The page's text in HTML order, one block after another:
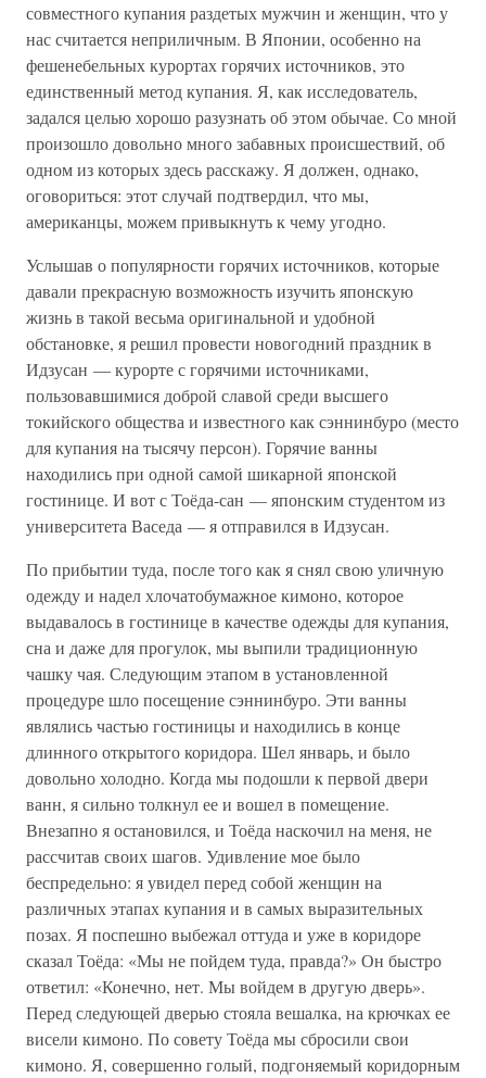
совместного купания раздетых мужчин и женщин, что у
нас считается неприличным. В Японии, особенно на
фешенебельных курортах горячих источников, это
единственный метод купания. Я, как исследователь,
задался целью хорошо разузнать об этом обычае. Со мной
произошло довольно много забавных происшествий, об
одном из которых здесь расскажу. Я должен, однако,
оговориться: этот случай подтвердил, что мы,
американцы, можем привыкнуть к чему угодно.
Услышав о популярности горячих источников, которые
давали прекрасную возможность изучить японскую
жизнь в такой весьма оригинальной и удобной
обстановке, я решил провести новогодний праздник в
Идзусан — курорте с горячими источниками,
пользовавшимися доброй славой среди высшего
токийского общества и известного как сэннинбуро (место
для купания на тысячу персон). Горячие ванны
находились при одной самой шикарной японской
гостинице. И вот с Тоёда-сан — японским студентом из
университета Васеда — я отправился в Идзусан.
По прибытии туда, после того как я снял свою уличную
одежду и надел хлочатобумажное кимоно, которое
выдавалось в гостинице в качестве одежды для купания,
сна и даже для прогулок, мы выпили традиционную
чашку чая. Следующим этапом в установленной
процедуре шло посещение сэннинбуро. Эти ванны
являлись частью гостиницы и находились в конце
длинного открытого коридора. Шел январь, и было
довольно холодно. Когда мы подошли к первой двери
ванн, я сильно толкнул ее и вошел в помещение.
Внезапно я остановился, и Тоёда наскочил на меня, не
рассчитав своих шагов. Удивление мое было
беспредельно: я увидел перед собой женщин на
различных этапах купания и в самых выразительных
позах. Я поспешно выбежал оттуда и уже в коридоре
сказал Тоёда: «Мы не пойдем туда, правда?» Он быстро
ответил: «Конечно, нет. Мы войдем в другую дверь».
Перед следующей дверью стояла вешалка, на крючках ее
висели кимоно. По совету Тоёда мы сбросили свои
кимоно. Я, совершенно голый, подгоняемый коридорным